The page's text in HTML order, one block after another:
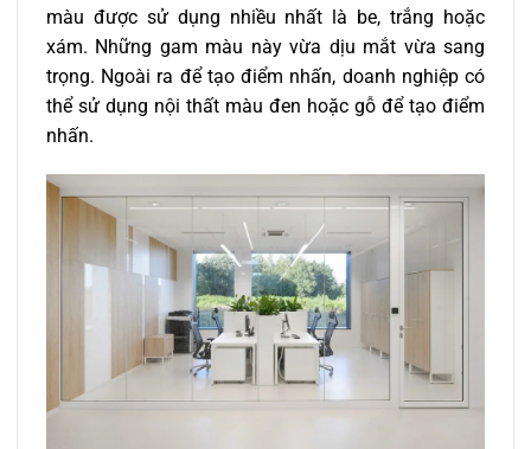
màu được sử dụng nhiều nhất là be, trắng hoặc
xám. Những gam màu này vừa dịu mắt vừa sang
trọng. Ngoài ra để tạo điểm nhấn, doanh nghiệp có
thể sử dụng nội thất màu đen hoặc gỗ để tạo điểm
nhấn.